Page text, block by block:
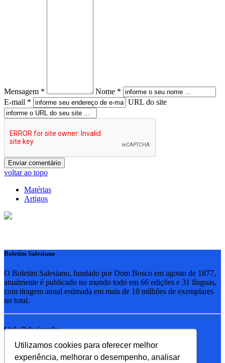
Utilizamos cookies para oferecer melhor
experiência, melhorar o desempenho, analisar
Mensagem *
Nome *
E-mail *
URL do site
voltar ao topo
Matérias
Artigos
Boletim Salesiano
O Boletim Salesiano, fundado por Dom Bosco em agosto de 1877,
atualmente é publicado no mundo todo em 66 edições e 31 línguas,
com tiragem anual estimada em mais de 10 milhões de exemplares
no total.
Links Relacionados
RSB - Rede Salesiana Brasil
EDEBE - Editora